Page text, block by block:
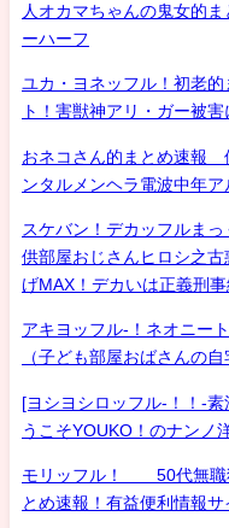
人オカマちゃんの鬼女的
ーハーフ
ユカ・ヨネッフル！初老
ト！害獣神アリ・ガー被
おネコさん的まとめ速報
ンタルメンヘラ電波中年
スケバン！デカッフルま
供部屋おじさんヒロシ之
げMAX！デカいは正義刑
アキヨッフル-！ネオニー
（子ども部屋おばさんの
[ヨシヨシロッフル-！！-
うこそYOUKO！のナンノ
モリッフル！ 50代無職
とめ速報！有益便利情報